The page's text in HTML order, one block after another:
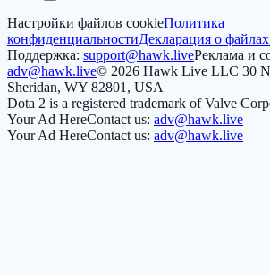
Настройки файлов cookieПолитика
конфиденциальностиДекларация о
Поддержка: support@hawk.liveРеклама и
adv@hawk.live© 2026 Hawk Live LLC 30
Sheridan, WY 82801, USA
Dota 2 is a registered trademark of Valve
Your Ad HereContact us: adv@hawk.live
Your Ad HereContact us: adv@hawk.live